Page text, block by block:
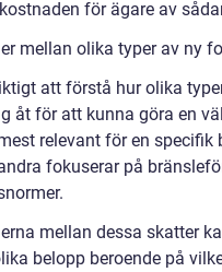
för ägare av
mellan olika typer av ny
att förstå hur olika
åt för att kunna göra en
relevant för en specifik
fokuserar på
mellan dessa skatter
belopp beroende på